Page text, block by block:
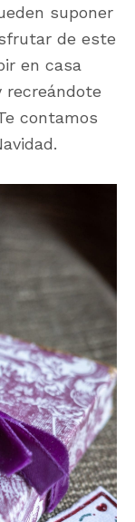
suponer
de este
en casa
recreándote
contamos